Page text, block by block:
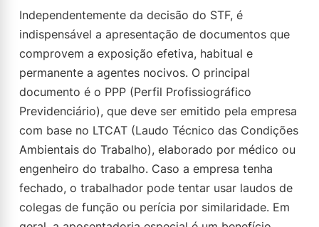
Independentemente da decisão do STF, é
indispensável a apresentação de documentos que
comprovem a exposição efetiva, habitual e
permanente a agentes nocivos. O principal
documento é o PPP (Perfil Profissiográfico
Previdenciário), que deve ser emitido pela empresa
com base no LTCAT (Laudo Técnico das Condições
Ambientais do Trabalho), elaborado por médico ou
engenheiro do trabalho. Caso a empresa tenha
fechado, o trabalhador pode tentar usar laudos de
colegas de função ou perícia por similaridade. Em